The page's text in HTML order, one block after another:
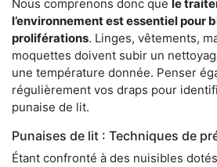
Nous comprenons donc que le
l’environnement est essentiel pour
proliférations. Linges, vêtements,
moquettes doivent subir un
une température donnée. Penser
régulièrement vos draps pour
punaise de lit.
Punaises de lit : Techniques de
Étant confronté à des nuisibles